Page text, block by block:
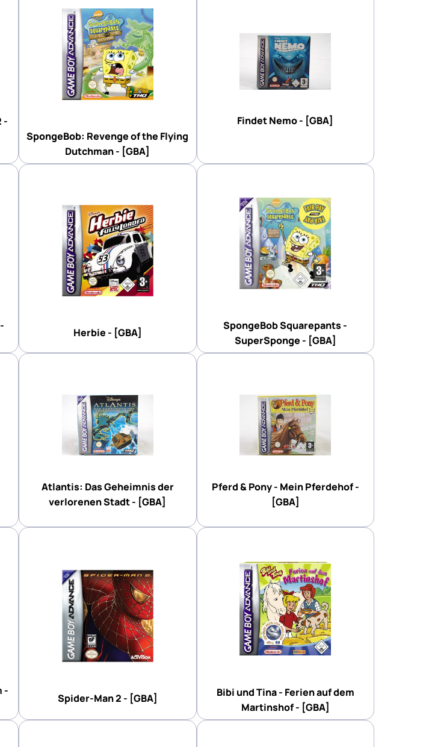
-
SpongeBob: Revenge of the Flying
Dutchman - [GBA]
Findet Nemo - [GBA]
Herbie - [GBA]
SpongeBob Squarepants -
SuperSponge - [GBA]
Atlantis: Das Geheimnis der
verlorenen Stadt - [GBA]
Pferd & Pony - Mein Pferdehof -
[GBA]
-
Spider-Man 2 - [GBA]
Bibi und Tina - Ferien auf dem
Martinshof - [GBA]